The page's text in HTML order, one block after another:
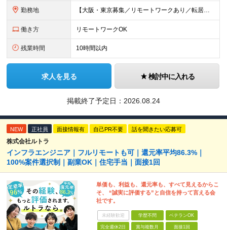
勤務地 【大阪・東京募集／リモートワークあり／転居を伴う転勤なし】 東京本社、大阪事務所、または東京23区内・関西（大阪・兵庫）の各クライアント先勤務 ◆入社後、約1年間はクライアント先ではなく 自社内（東
働き方 リモートワークOK
残業時間 10時間以内
求人を見る 検討中に入れる
掲載終了予定日： 2026.08.24
NEW 正社員 面接情報有 自己PR不要 話を聞きたい応募可
株式会社ルトラ
インフラエンジニア｜フルリモートも可｜還元率平均86.3%｜
100%案件選択制｜副業OK｜住宅手当｜面接1回
単価も、利益も、還元率も、すべて見えるからこ
そ、 “誠実に評価する”と自信を持って言える会
社です。
未経験歓迎 学歴不問 ベテランOK
完全週休2日 賞与複数月 面接1回